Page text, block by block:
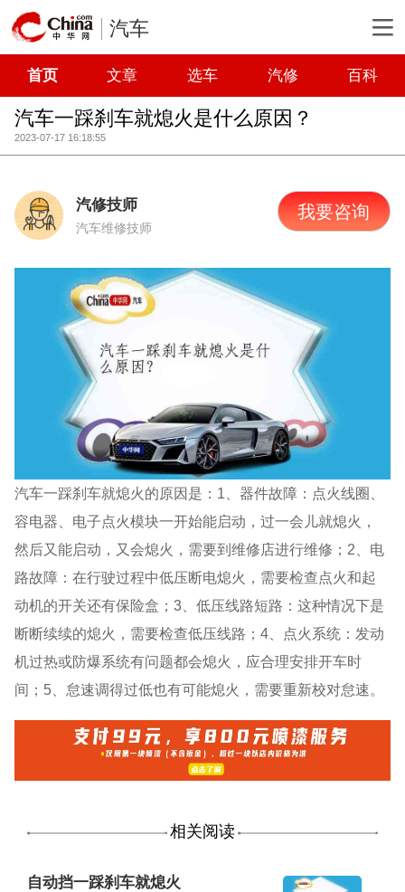
汽车
首页 文章 选车 汽修 百科
汽车一踩刹车就熄火是什么原因？
2023-07-17 16:18:55
汽修技师
汽车维修技师
我要咨询
汽车一踩刹车就熄火的原因是：1、器件故障：点火线圈、
容电器、电子点火模块一开始能启动，过一会儿就熄火，
然后又能启动，又会熄火，需要到维修店进行维修；2、电
路故障：在行驶过程中低压断电熄火，需要检查点火和起
动机的开关还有保险盒；3、低压线路短路：这种情况下是
断断续续的熄火，需要检查低压线路；4、点火系统：发动
机过热或防爆系统有问题都会熄火，应合理安排开车时
间；5、怠速调得过低也有可能熄火，需要重新校对怠速。
相关阅读
自动挡一踩刹车就熄火